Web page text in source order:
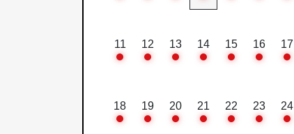
11 12 13 14 15 16 17
18 19 20 21 22 23 24